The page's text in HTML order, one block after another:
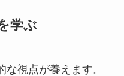
学ぶ
視点が養えます。